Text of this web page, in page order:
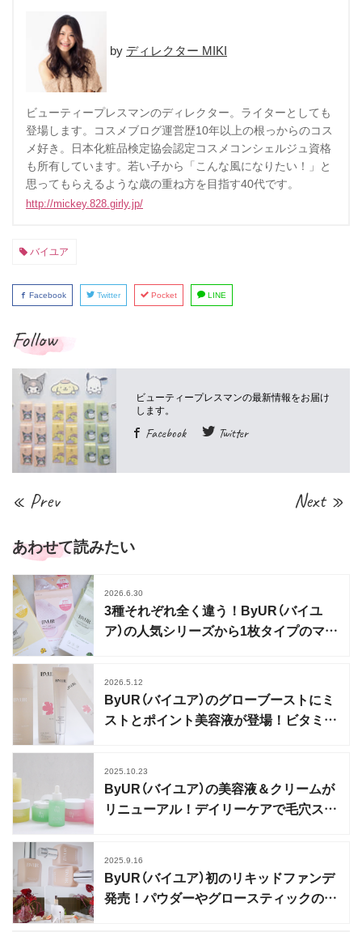
ディレクター MIKI
ビューティープレスマンのディレクター。ライターとしても
登場します。コスメブログ運営歴10年以上の根っからのコス
メ好き。日本化粧品検定協会認定コスメコンシェルジュ資格
も所有しています。若い子から「こんな風になりたい！」と
思ってもらえるような歳の重ね方を目指す40代です。
http://mickey.828.girly.jp/
バイユア
Facebook Twitter Pocket LINE
Follow
Facebook Twitter
« Prev Next »
あわせて読みたい
2026.6.30
3種それぞれ全く違う！ByUR（バイユ
ア）の人気シリーズから1枚タイプのマス
2026.5.12
ByUR（バイユア）のグローブーストにミ
ストとポイント美容液が登場！ビタミン
2025.10.23
ByUR（バイユア）の美容液＆クリームが
リニューアル！デイリーケアで毛穴スペ
2025.9.16
ByUR（バイユア）初のリキッドファンデ
発売！パウダーやグロースティックの新